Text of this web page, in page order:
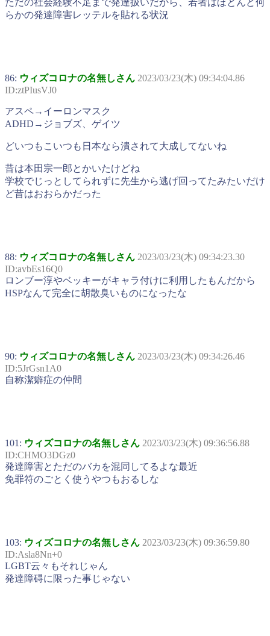
ただの社会経験不足まで発達扱いだから、若者はほとんど何
らかの発達障害レッテルを貼れる状況
86: ウィズコロナの名無しさん 2023/03/23(木) 09:34:04.86
ID:ztPIusVJ0
アスペ→イーロンマスク
ADHD→ジョブズ、ゲイツ
どいつもこいつも日本なら潰されて大成してないね
昔は本田宗一郎とかいたけどね
学校でじっとしてられずに先生から逃げ回ってたみたいだけ
ど昔はおおらかだった
88: ウィズコロナの名無しさん 2023/03/23(木) 09:34:23.30
ID:avbEs16Q0
ロンブー淳やベッキーがキャラ付けに利用したもんだから
HSPなんて完全に胡散臭いものになったな
90: ウィズコロナの名無しさん 2023/03/23(木) 09:34:26.46
ID:5JrGsn1A0
自称潔癖症の仲間
101: ウィズコロナの名無しさん 2023/03/23(木) 09:36:56.88
ID:CHMO3DGz0
発達障害とただのバカを混同してるよな最近
免罪符のごとく使うやつもおるしな
103: ウィズコロナの名無しさん 2023/03/23(木) 09:36:59.80
ID:Asla8Nn+0
LGBT云々もそれじゃん
発達障碍に限った事じゃない